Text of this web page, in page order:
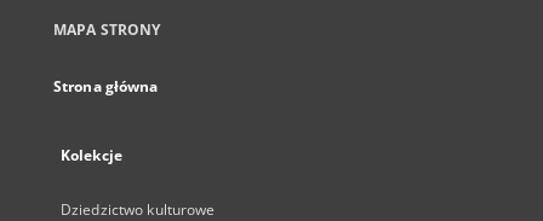
MAPA STRONY
Strona główna
Kolekcje
Dziedzictwo kulturowe